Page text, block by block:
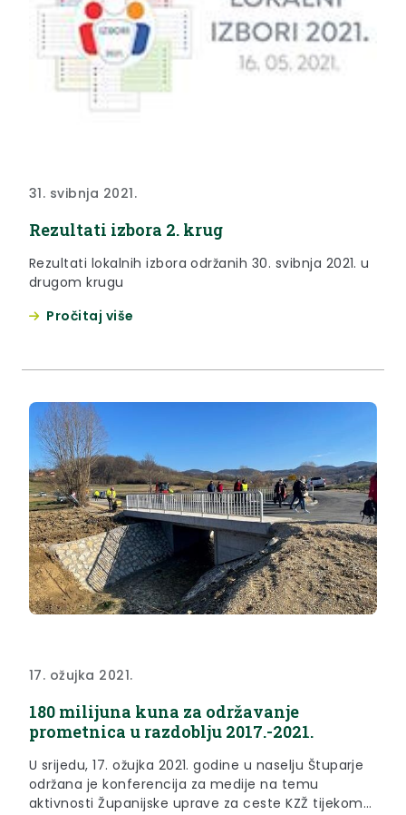
31. svibnja 2021.
Rezultati izbora 2. krug
Rezultati lokalnih izbora održanih 30. svibnja 2021. u
drugom krugu
Pročitaj više
17. ožujka 2021.
180 milijuna kuna za održavanje
prometnica u razdoblju 2017.-2021.
U srijedu, 17. ožujka 2021. godine u naselju Štuparje
održana je konferencija za medije na temu
aktivnosti Županijske uprave za ceste KZŽ tijekom